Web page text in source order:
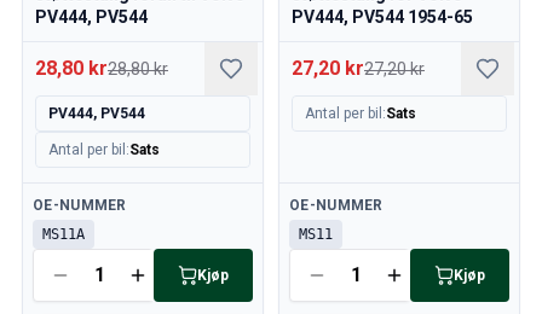
PV444, PV544
28,80 kr28,80 kr
PV444, PV544
Antal per bil :Sats
Tilgjengelig
OE-NUMMER
MS11A
Kjøp
PV444, PV544 1954-65
27,20 kr27,20 kr
Antal per bil :Sats
Tilgjengelig
OE-NUMMER
MS11
Kjøp